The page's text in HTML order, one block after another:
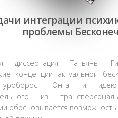
интеграции
проблемы
диссертация Татьяны
концепции актуальной
уроборос Юнга и идею
из
обосновывается